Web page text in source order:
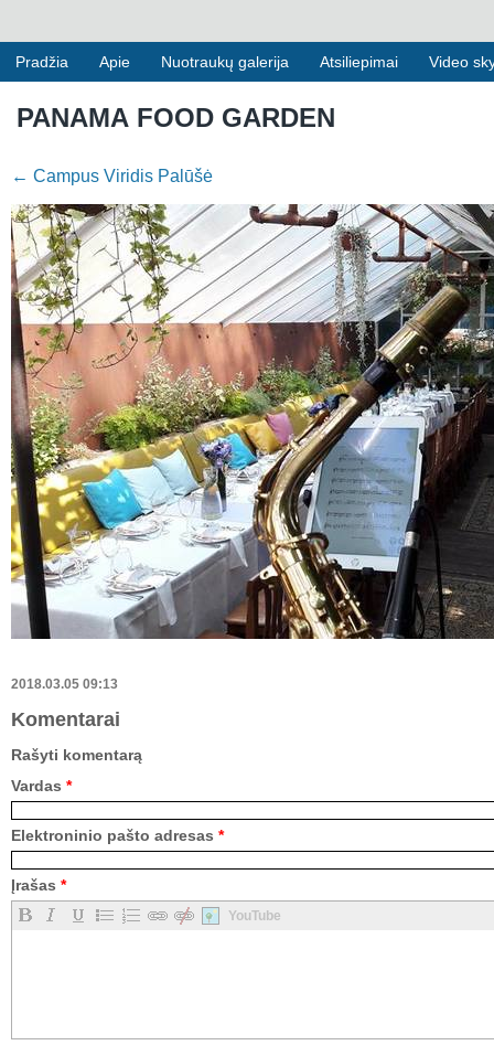
Pradžia Apie Nuotraukų galerija Atsiliepimai Video
PANAMA FOOD GARDEN
← Campus Viridis Palūšė
2018.03.05 09:13
Komentarai
Rašyti komentarą
Vardas *
Elektroninio pašto adresas *
Įrašas *
YouTube